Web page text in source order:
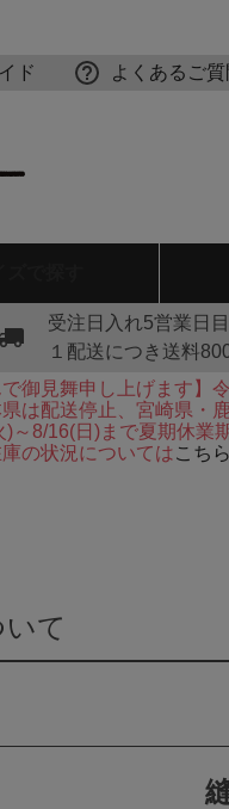
ド よくあるご質
受注日入れ5営業日
１配送につき送料
で御見舞申し上げます】
は配送停止、宮崎県・
)～8/16(日)まで夏期休業
の状況についてはこちら
て